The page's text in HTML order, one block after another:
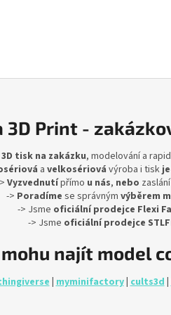
3D Print -
3D tisk na zakázku, modelování a
a velkosériová výroba i tisk
Vyzvednutípřímo u nás, nebo zaslání
-> Poradíme se správným výběrem
-> Jsme oficiální prodejce Flexi
-> Jsme oficiální prodejce
najít model
| myminifactory| cults3d |